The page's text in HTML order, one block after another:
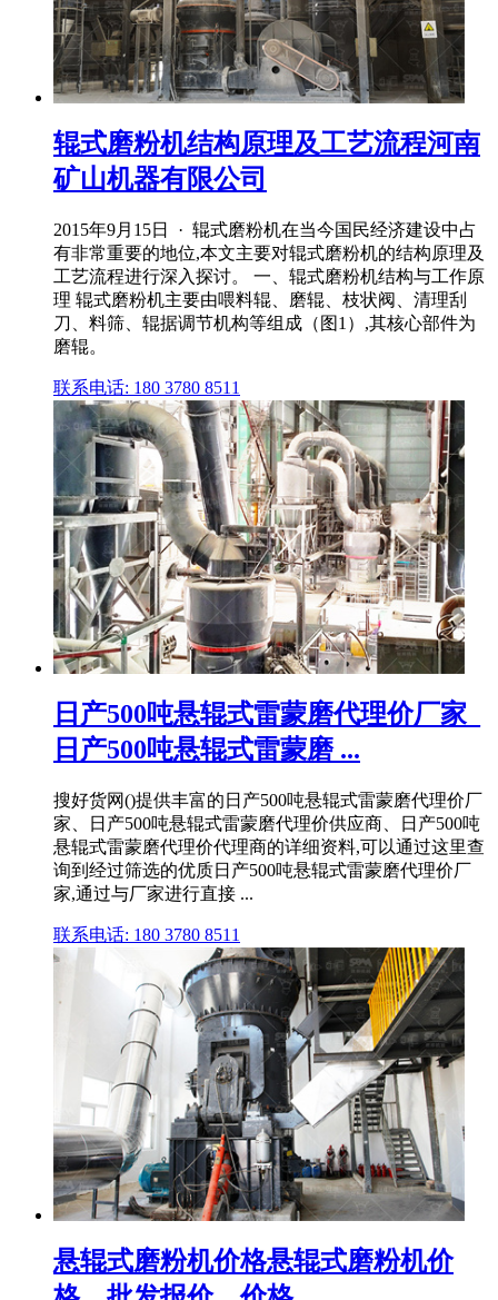
辊式磨粉机结构原理及工艺流程河南
矿山机器有限公司
2015年9月15日 · 辊式磨粉机在当今国民经济建设中占
有非常重要的地位,本文主要对辊式磨粉机的结构原理及
工艺流程进行深入探讨。 一、辊式磨粉机结构与工作原
理 辊式磨粉机主要由喂料辊、磨辊、枝状阀、清理刮
刀、料筛、辊据调节机构等组成（图1）,其核心部件为
磨辊。
联系电话: 180 3780 8511
日产500吨悬辊式雷蒙磨代理价厂家_
日产500吨悬辊式雷蒙磨 ...
搜好货网()提供丰富的日产500吨悬辊式雷蒙磨代理价厂
家、日产500吨悬辊式雷蒙磨代理价供应商、日产500吨
悬辊式雷蒙磨代理价代理商的详细资料,可以通过这里查
询到经过筛选的优质日产500吨悬辊式雷蒙磨代理价厂
家,通过与厂家进行直接 ...
联系电话: 180 3780 8511
悬辊式磨粉机价格悬辊式磨粉机价